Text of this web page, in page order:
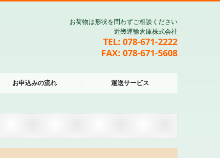
お荷物は形状を問わずご相談ください
近畿運輸倉庫株式会社
TEL: 078-671-2222
FAX: 078-671-5608
お申込みの流れ 運送サービス